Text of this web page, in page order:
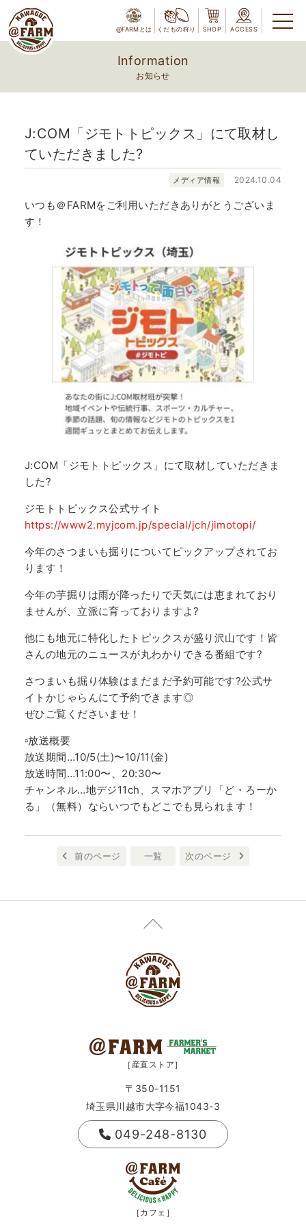
@FARMとは くだもの狩り SHOP ACCESS
Information
お知らせ
J:COM「ジモトトピックス」にて取材し
ていただきました?
メディア情報 2024.10.04
いつも＠FARMをご利用いただきありがとうございま
す！
J:COM「ジモトトピックス」にて取材していただきま
した?
ジモトトピックス公式サイト
https://www2.myjcom.jp/special/jch/jimotopi/
今年のさつまいも掘りについてピックアップされてお
ります！
今年の芋掘りは雨が降ったりで天気には恵まれており
ませんが、立派に育っておりますよ?
他にも地元に特化したトピックスが盛り沢山です！皆
さんの地元のニュースが丸わかりできる番組です?
さつまいも掘り体験はまだまだ予約可能です?公式サ
イトかじゃらんにて予約できます◎
ぜひご覧くださいませ！
▫︎放送概要
放送期間…10/5(土)〜10/11(金)
放送時間…11:00〜、20:30〜
チャンネル…地デジ11ch、スマホアプリ「ど・ろーか
る」（無料）ならいつでもどこでも見られます！
前のページ 一覧 次のページ
［産直ストア］
〒350-1151
埼玉県川越市大字今福1043-3
049-248-8130
［カフェ］